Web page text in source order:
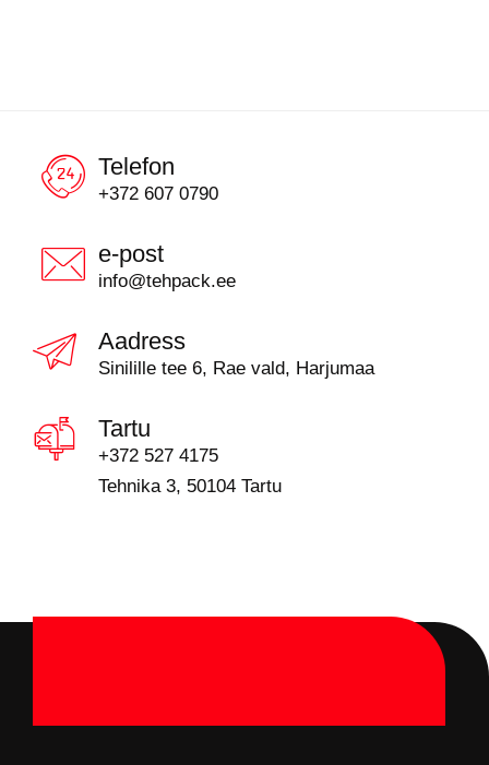
Telefon
+372 607 0790
e-post
info@tehpack.ee
Aadress
Sinilille tee 6, Rae vald, Harjumaa
Tartu
+372 527 4175
Tehnika 3, 50104 Tartu